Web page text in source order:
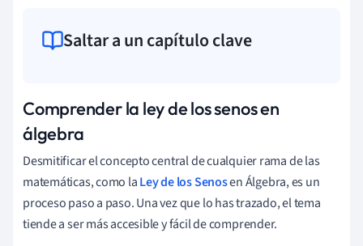
Saltar a un capítulo clave
Comprender la ley de los senos en
álgebra
Desmitificar el concepto central de cualquier rama de las
matemáticas, como laLey de los Senosen Álgebra, es un
proceso paso a paso. Una vez que lo has trazado, el tema
tiende a ser más accesible y fácil de comprender.